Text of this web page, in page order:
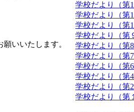
いいたします。
学校だより（第
学校だより（第
学校だより（第
学校だより（第
学校だより（第8
学校だより（第7
学校だより（第6
学校だより（第4
学校だより（第2
学校だより（第